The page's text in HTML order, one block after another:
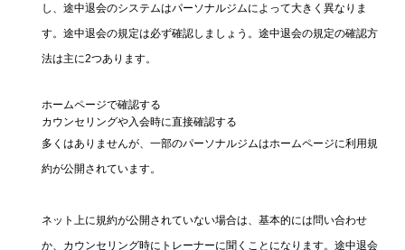
し、途中退会のシステムはパーソナルジムによって大きく異なりま
す。途中退会の規定は必ず確認しましょう。途中退会の規定の確認方
法は主に2つあります。
ホームページで確認する
カウンセリングや入会時に直接確認する
多くはありませんが、一部のパーソナルジムはホームページに利用規
約が公開されています。
ネット上に規約が公開されていない場合は、基本的には問い合わせ
か、カウンセリング時にトレーナーに聞くことになります。途中退会